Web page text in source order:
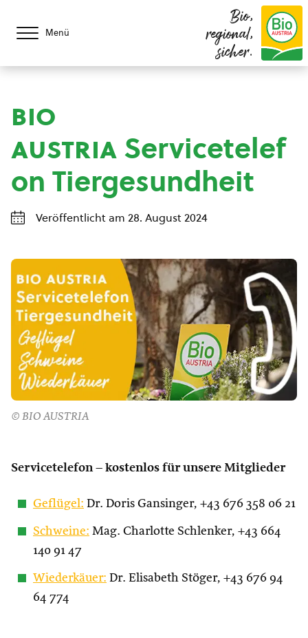
Menü
Bio,
regional,
sicher.
bio
austriaServicetelef
on Tiergesundheit
Veröffentlicht am 28. August 2024
© BIO AUSTRIA
Servicetelefon – kostenlos für unsere Mitglieder
Geflügel: Dr. Doris Gansinger, +43 676 358 06 21
Schweine: Mag. Charlotte Schlenker, +43 664
140 91 47
Wiederkäuer: Dr. Elisabeth Stöger, +43 676 94
64 774